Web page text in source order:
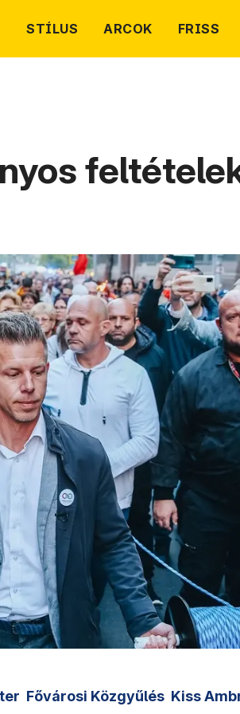
STÍLUS ARCOK FRISS
Fővárosi Közgyűlés Kiss